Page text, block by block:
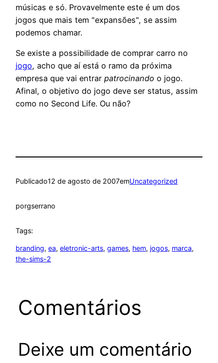
músicas e só. Provavelmente este é um dos
jogos que mais tem "expansões", se assim
podemos chamar.
Se existe a possibilidade de comprar carro no
jogo, acho que aí está o ramo da próxima
empresa que vai entrar patrocinando o jogo.
Afinal, o objetivo do jogo deve ser status, assim
como no Second Life. Ou não?
Publicado12 de agosto de 2007emUncategorized
porgserrano
Tags:
branding, ea, eletronic-arts, games, hem, jogos, marca
the-sims-2
Comentários
Deixe um comentário